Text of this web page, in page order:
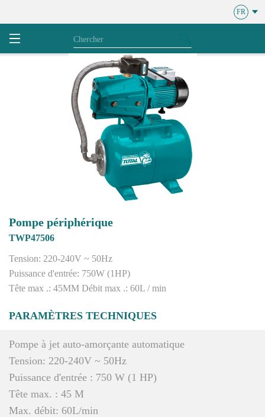
FR
Pompe périphérique
TWP47506
Tension: 220-240V ~ 50Hz
Puissance d'entrée: 750W (1HP)
Tête max .: 45MM Débit max .: 60L / min
PARAMÈTRES TECHNIQUES
Pompe à jet auto-amorçante automatique
Tension: 220-240V ~ 50Hz
Puissance d'entrée : 750 W (1 HP)
Tête max. : 45 M
Max. débit: 60L/min